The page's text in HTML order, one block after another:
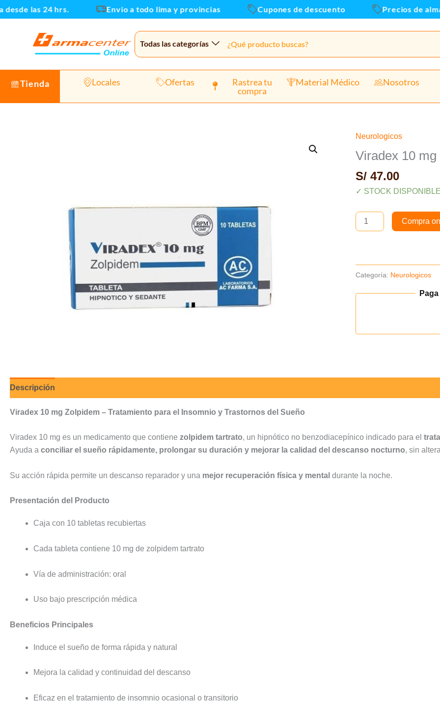
al
las 24 hrs. Envio a todo lima y provincias Cupones de descuento Precios de
Todas las categorías
Tienda Locales Ofertas
Rastrea tu
compra
Material Médico Nosotros
Neurologicos
Viradex 10
S/ 47.00
✓ STOCK DISPONIBLE
Viradex
10
zolpidem
x
TAB
cantidad
Compra
Categoría: Neurologicos
Descripción
Viradex 10 mg Zolpidem – Tratamiento para el Insomnio y Trastornos del Sueño
Viradex 10 mg es un medicamento que contiene zolpidem tartrato, un hipnótico no benzodiacepínico indicado para el
Ayuda a conciliar el sueño rápidamente, prolongar su duración y mejorar la calidad del descanso nocturno, sin
Su acción rápida permite un descanso reparador y una mejor recuperación física y mental durante la noche.
Presentación del Producto
Caja con 10 tabletas recubiertas
Cada tableta contiene 10 mg de zolpidem tartrato
Vía de administración: oral
Uso bajo prescripción médica
Beneficios Principales
Induce el sueño de forma rápida y natural
Mejora la calidad y continuidad del descanso
Eficaz en el tratamiento de insomnio ocasional o transitorio